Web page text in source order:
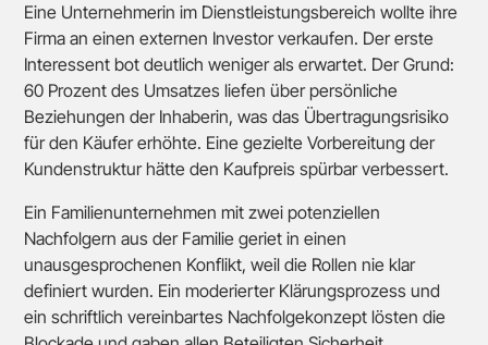
Eine Unternehmerin im Dienstleistungsbereich wollte ihre
Firma an einen externen Investor verkaufen. Der erste
Interessent bot deutlich weniger als erwartet. Der Grund:
60 Prozent des Umsatzes liefen über persönliche
Beziehungen der Inhaberin, was das Übertragungsrisiko
für den Käufer erhöhte. Eine gezielte Vorbereitung der
Kundenstruktur hätte den Kaufpreis spürbar verbessert.
Ein Familienunternehmen mit zwei potenziellen
Nachfolgern aus der Familie geriet in einen
unausgesprochenen Konflikt, weil die Rollen nie klar
definiert wurden. Ein moderierter Klärungsprozess und
ein schriftlich vereinbartes Nachfolgekonzept lösten die